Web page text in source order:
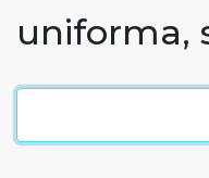
uniforma,